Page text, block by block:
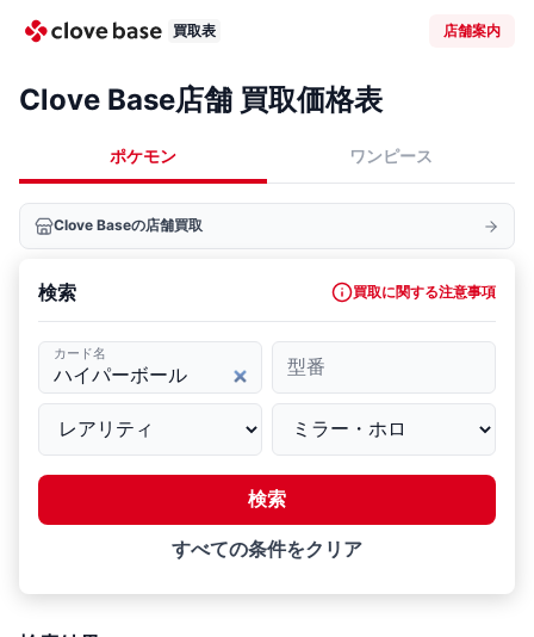
買取表 店舗案内
Clove Base店舗 買取価格表
ポケモン ワンピース
Clove Baseの店舗買取
検索 買取に関する注意事項
カード名
型番
検索
すべての条件をクリア